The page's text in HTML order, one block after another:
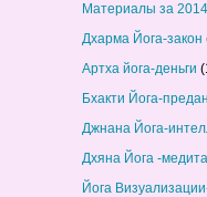
Материалы за
Дхарма Йога-закон
Артха йога-деньги
Бхакти Йога-
Джнана Йога-
Дхяна Йога -
Йога